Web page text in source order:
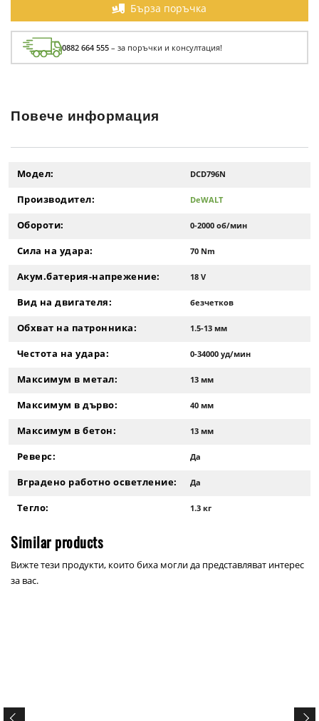
Бърза поръчка
0882 664 555 – за поръчки и консултация!
Повече информация
Модел: DCD796N
Производител: DeWALT
Обороти: 0-2000 об/мин
Сила на удара: 70 Nm
Акум.батерия-напрежение: 18 V
Вид на двигателя: безчетков
Обхват на патронника: 1.5-13 мм
Честота на удара: 0-34000 уд/мин
Максимум в метал: 13 мм
Максимум в дърво: 40 мм
Максимум в бетон: 13 мм
Реверс: Да
Вградено работно осветление: Да
Тегло: 1.3 кг
Similar products
Вижте тези продукти, които биха могли да представляват интерес
за вас.